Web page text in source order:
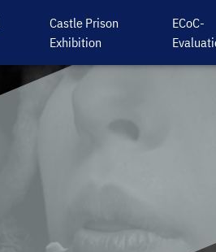
Castle Prison
Exhibition
ECoC-